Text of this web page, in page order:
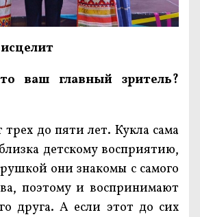
ваш главный зритель?
трех до пяти лет. Кукла сама
детскому восприятию,
они знакомы с самого
поэтому и воспринимают
друга. А если этот до сих